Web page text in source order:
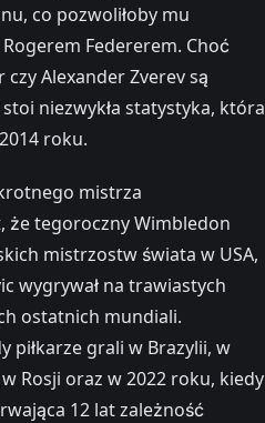
co pozwoliłoby mu
Federerem. Choć
Alexander Zverev są
niezwykła statystyka, która
roku.
mistrza
że tegoroczny Wimbledon
mistrzostw świata w USA,
wygrywał na trawiastych
ostatnich mundiali.
piłkarze grali w Brazylii, w
Rosji oraz w 2022 roku, kiedy
12 lat zależność